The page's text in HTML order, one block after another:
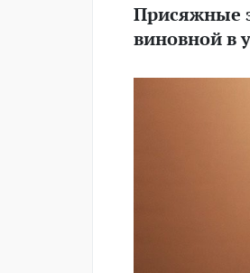
Присяжные
виновной в